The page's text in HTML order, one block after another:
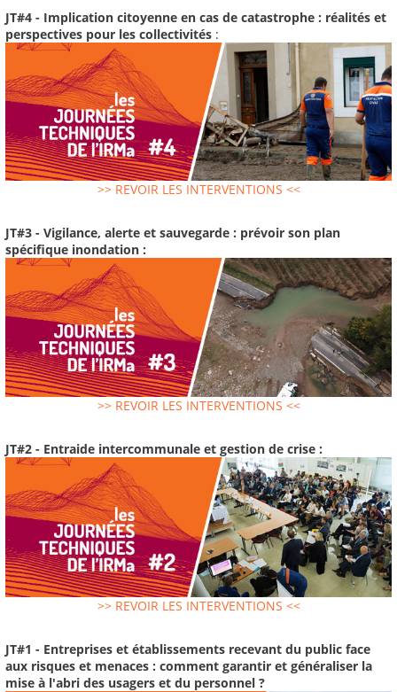
JT#4 - Implication citoyenne en cas de catastrophe : réalités et
perspectives pour les collectivités :
>> REVOIR LES INTERVENTIONS <<
JT#3 - Vigilance, alerte et sauvegarde : prévoir son plan
spécifique inondation :
>> REVOIR LES INTERVENTIONS <<
JT#2 - Entraide intercommunale et gestion de crise :
>> REVOIR LES INTERVENTIONS <<
JT#1 - Entreprises et établissements recevant du public face
aux risques et menaces : comment garantir et généraliser la
mise à l'abri des usagers et du personnel ?